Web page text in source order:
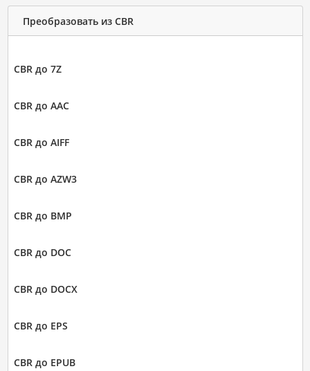
Преобразовать из CBR
CBR до 7Z
CBR до AAC
CBR до AIFF
CBR до AZW3
CBR до BMP
CBR до DOC
CBR до DOCX
CBR до EPS
CBR до EPUB